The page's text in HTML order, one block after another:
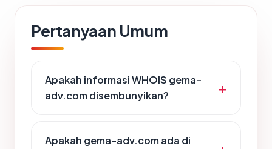
Pertanyaan Umum
Apakah informasi WHOIS gema-
adv.com disembunyikan?
Apakah gema-adv.com ada di